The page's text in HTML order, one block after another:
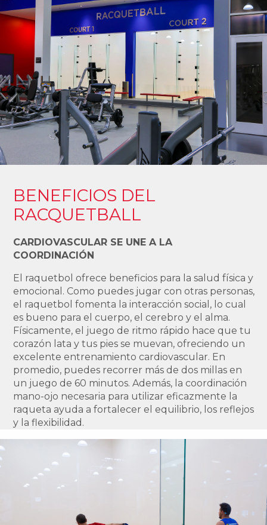
BENEFICIOS DEL
RACQUETBALL
CARDIOVASCULAR SE UNE A LA
COORDINACIÓN
El raquetbol ofrece beneficios para la salud física y
emocional. Como puedes jugar con otras personas,
el raquetbol fomenta la interacción social, lo cual
es bueno para el cuerpo, el cerebro y el alma.
Físicamente, el juego de ritmo rápido hace que tu
corazón lata y tus pies se muevan, ofreciendo un
excelente entrenamiento cardiovascular. En
promedio, puedes recorrer más de dos millas en
un juego de 60 minutos. Además, la coordinación
mano-ojo necesaria para utilizar eficazmente la
raqueta ayuda a fortalecer el equilibrio, los reflejos
y la flexibilidad.